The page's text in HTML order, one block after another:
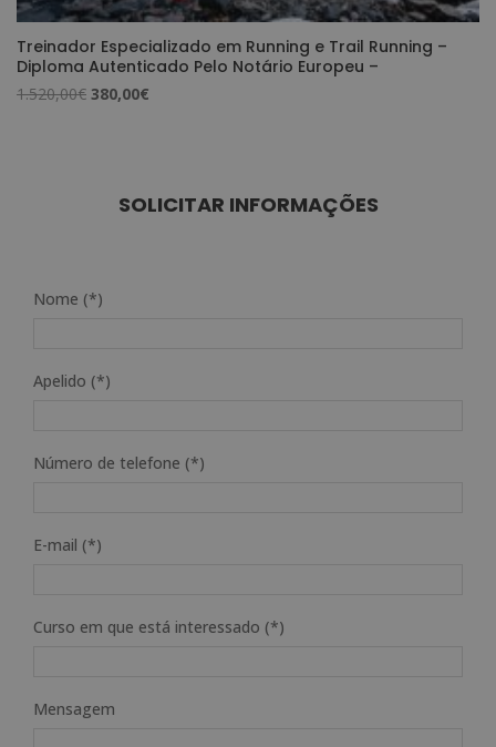
Treinador Especializado em Running e Trail Running –
Diploma Autenticado Pelo Notário Europeu –
1.520,00€ O
1.520,00€.
380,00€
380,00€.
SOLICITAR INFORMAÇÕES
Nome (*)
Apelido (*)
Número de telefone (*)
E-mail (*)
Curso em que está interessado (*)
Mensagem